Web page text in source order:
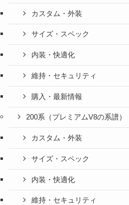
カスタム・外装
サイズ・スペック
内装・快適化
維持・セキュリティ
購入・最新情報
200系（プレミアムV8の系譜）
カスタム・外装
サイズ・スペック
内装・快適化
維持・セキュリティ